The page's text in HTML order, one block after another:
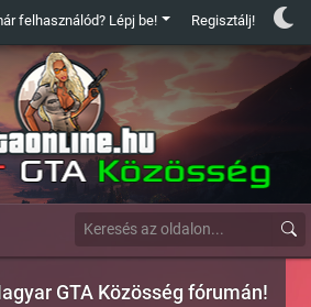
felhasználód? Lépj be! Regisztálj!
GTA Közösség fórumán!